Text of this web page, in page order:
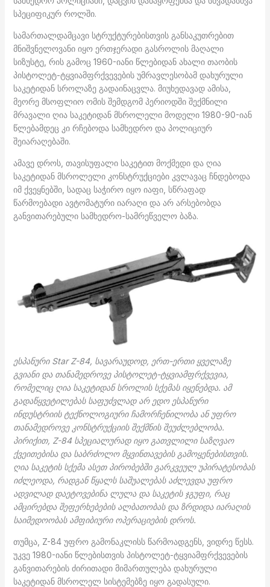
სპეციფიკურ როლში.
სამართალდამცავი სტრუქტურებისთვის განსაკუთრებით
მნიშვნელოვანი იყო ერთჯერადი გასროლის მაღალი
სიზუსტე, რის გამოც 1960-იანი წლებიდან ახალი თაობის
პისტოლეტ-ტყვიამფრქვევების უმრავლესობამ დახურული
საკეტიდან სროლაზე გადაინაცვლა. მიუხედავად ამისა,
მეორე მსოფლიო ომის შემდგომ პერიოდში შექმნილი
მრავალი ღია საკეტიდან მსროლელი მოდელი 1980-90-იან
წლებამდეც კი რჩებოდა სამხედრო და პოლიციურ
შეიარაღებაში.
ამავე დროს, თავისუფალი საკეტით მოქმედი და ღია
საკეტიდან მსროლელი კონსტრუქციები კვლავაც ჩნდებოდა
იმ ქვეყნებში, სადაც საჭირო იყო იაფი, სწრაფად
წარმოებადი ავტომატური იარაღი და არ არსებობდა
განვითარებული სამხედრო-სამრეწველო ბაზა.
ესპანური Star Z-84, სავარაუდოდ, ერთ-ერთი ყველაზე
გვიანი და თანამედროვე პისტოლეტ-ტყვიამფრქვევია,
რომელიც ღია საკეტიდან სროლის სქემას იყენებდა. ამ
გადაწყვეტილებას საფუძვლად არ ედო ესპანური
ინდუსტრიის ტექნოლოგიური ჩამორჩენილობა ან უფრო
თანამედროვე კონსტრუქციის შექმნის შეუძლებლობა.
პირიქით, Z-84 სპეციალურად იყო გათვლილი საზღვაო
ქვეითებისა და საბრძოლო მყვინთავების გამოყენებისთვის.
ღია საკეტის სქემა ასეთ პირობებში გარკვეულ უპირატესობას
იძლეოდა, რადგან წყალს საშუალებას აძლევდა უფრო
ადვილად დაეტოვებინა ლულა და საკეტის ჯგუფი, რაც
ამცირებდა შეფერხებების ალბათობას და ზრდიდა იარაღის
საიმედოობას ამფიბიური ოპერაციების დროს.
თუმცა, Z-84 უფრო გამონაკლისს წარმოადგენს, ვიდრე წესს.
უკვე 1980-იანი წლებისთვის პისტოლეტ-ტყვიამფრქვევების
განვითარების ძირითადი მიმართულება დახურული
საკეტიდან მსროლელ სისტემებზე იყო გადასული.